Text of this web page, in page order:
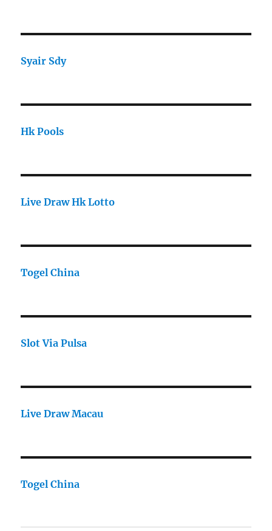
Syair Sdy
Hk Pools
Live Draw Hk Lotto
Togel China
Slot Via Pulsa
Live Draw Macau
Togel China